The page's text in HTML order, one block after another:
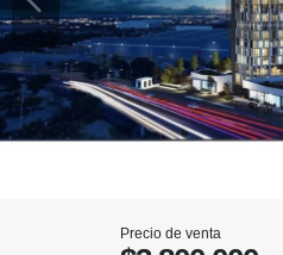
Precio de venta